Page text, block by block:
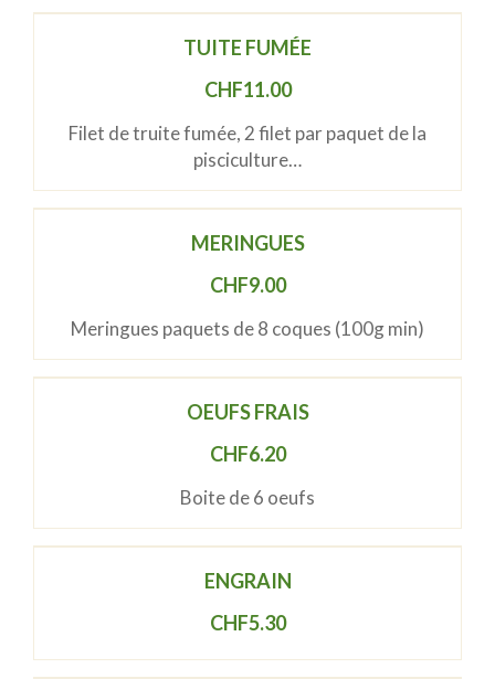
TUITE FUMÉE
CHF11.00
Filet de truite fumée, 2 filet par paquet de la
pisciculture…
MERINGUES
CHF9.00
Meringues paquets de 8 coques (100g min)
OEUFS FRAIS
CHF6.20
Boite de 6 oeufs
ENGRAIN
CHF5.30